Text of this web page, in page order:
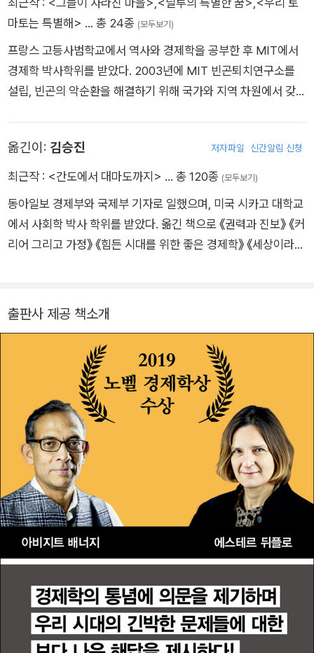
과를 실증적으로 평가하는 방법을 개척해 개발경제학 이론 발전
시스상을 수상했다. 2003년 에스테르 뒤플로, 센드힐 물라이나
탄과 함께 MIT 빈곤퇴치연구소를 설립해 빈곤 문제 해결을 위한
연구에 매진하고 있다.
마토는 특별해> … 총 24종 (모두보기)
프랑스 고등사범학교에서 역사와 경제학을 공부한 후 MIT에서
경제학 박사학위를 받았다. 2003년에 MIT 빈곤퇴치연구소를
설립, 빈곤의 악순환을 해결하기 위해 국가와 지역 차원에서 갖춰
연구를 수행해 왔다. 29세에 MIT 종신 교수로 임명되었고 2010
년에는 경제학 분야의 석학에게 수여하는 존 베이츠 클라크 메달
합리적이다』 『힘든 시대를 위한 좋은 경제학』 등을 집필했고 <이
코노미스트> 선정 ‘세계가 주목하는 젊은 경제학자 8인’, <타임
> 선정 ‘세계에서 가장 영향력 있는 100인’ 등 세계적인 경제학
옮긴이: 김승진 저자파일 신간알림 신청
최근작 : <간도에서 대마도까지> … 총 120종 (모두보기)
동아일보 경제부와 국제부 기자로 일했으며, 미국 시카고 대학교
에서 사회학 박사 학위를 받았다. 옮긴 책으로 《권력과 진보》 《커
리어 그리고 가정》 《힘든 시대를 위한 좋은 경제학》 《세상이라는
버린 역사》 《돈을 찍어내는 제왕, 연준》 《격차》 등이 있다.
출판사 제공 책소개